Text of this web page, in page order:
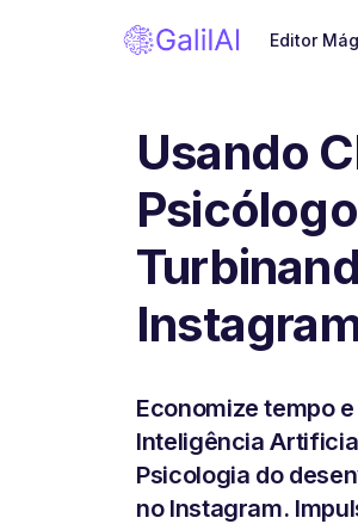
Editor
Usando
Economize tempo
Inteligência
Psicologia do
no Instagram.